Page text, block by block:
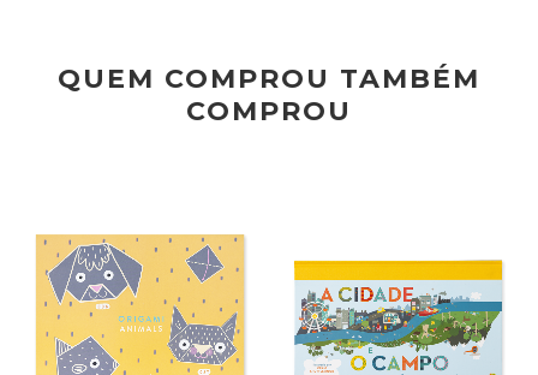
QUEM COMPROU TAMBÉM
COMPROU